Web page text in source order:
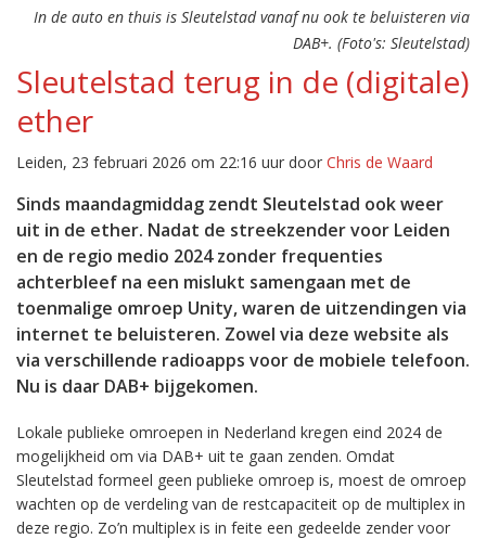
In de auto en thuis is Sleutelstad vanaf nu ook te beluisteren via
DAB+. (Foto's: Sleutelstad)
Sleutelstad terug in de (digitale)
ether
Leiden, 23 februari 2026 om 22:16 uur door Chris de Waard
Sinds maandagmiddag zendt Sleutelstad ook weer
uit in de ether. Nadat de streekzender voor Leiden
en de regio medio 2024 zonder frequenties
achterbleef na een mislukt samengaan met de
toenmalige omroep Unity, waren de uitzendingen via
internet te beluisteren. Zowel via deze website als
via verschillende radioapps voor de mobiele telefoon.
Nu is daar DAB+ bijgekomen.
Lokale publieke omroepen in Nederland kregen eind 2024 de
mogelijkheid om via DAB+ uit te gaan zenden. Omdat
Sleutelstad formeel geen publieke omroep is, moest de omroep
wachten op de verdeling van de restcapaciteit op de multiplex in
deze regio. Zo’n multiplex is in feite een gedeelde zender voor